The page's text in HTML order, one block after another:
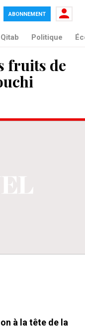
ABONNEMENT
Qitab Politique
fruits de
à la tête de la